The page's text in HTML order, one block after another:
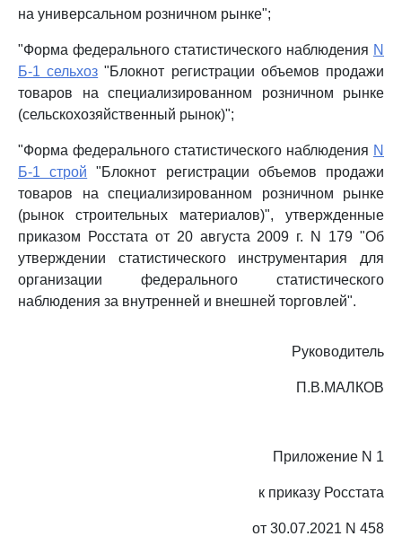
на универсальном розничном рынке";
"Форма федерального статистического наблюдения N
Б-1 сельхоз "Блокнот регистрации объемов продажи
товаров на специализированном розничном рынке
(сельскохозяйственный рынок)";
"Форма федерального статистического наблюдения N
Б-1 строй "Блокнот регистрации объемов продажи
товаров на специализированном розничном рынке
(рынок строительных материалов)", утвержденные
приказом Росстата от 20 августа 2009 г. N 179 "Об
утверждении статистического инструментария для
организации федерального статистического
наблюдения за внутренней и внешней торговлей".
Руководитель
П.В.МАЛКОВ
Приложение N 1
к приказу Росстата
от 30.07.2021 N 458